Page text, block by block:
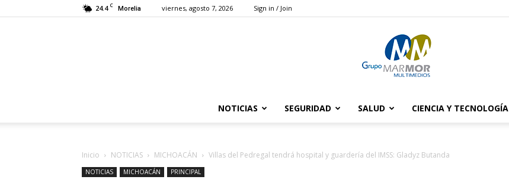
24.4 C Morelia viernes, agosto 7, 2026 Sign in / Join
NOTICIAS SEGURIDAD SALUD CIENCIA Y TECNOLOGÍA
Inicio NOTICIAS MICHOACÁN Villas del Pedregal tendrá hospital y guardería del IMSS: Gladyz Butanda
NOTICIAS MICHOACÁN PRINCIPAL